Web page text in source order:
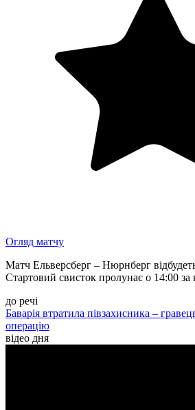
Огляд матчу
Матч Ельверсберг – Нюрнберг
Стартовий свисток пролунає о 14:00 за
до речі
Баварія втратила півзахисника –
операцію
відео дня